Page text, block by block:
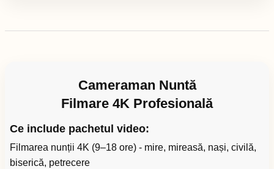
Cameraman Nuntă
Filmare 4K Profesională
Ce include pachetul video:
Filmarea nunții 4K (9–18 ore) - mire, mireasă, nași, civilă,
biserică, petrecere